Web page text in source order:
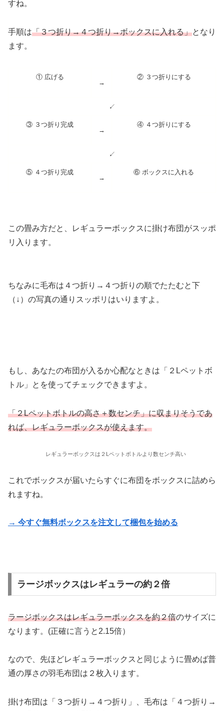
すね。
手順は「３つ折り→４つ折り→ボックスに入れる」となり
ます。
① 広げる
→
② ３つ折りにする
↙︎
③ ３つ折り完成
→
④ ４つ折りにする
↙︎
⑤ ４つ折り完成
→
⑥ ボックスに入れる
この畳み方だと、レギュラーボックスに掛け布団がスッポ
リ入ります。
ちなみに毛布は４つ折り→４つ折りの順でたたむと下
（↓）の写真の通りスッポリはいりますよ。
もし、あなたの布団が入るか心配なときは「２Lペットボ
トル」とを使ってチェックできますよ。
「２Lペットボトルの高さ＋数センチ」に収まりそうであ
れば、レギュラーボックスが使えます。
レギュラーボックスは２Lペットボトルより数センチ高い
これでボックスが届いたらすぐに布団をボックスに詰めら
れますね。
→ 今すぐ無料ボックスを注文して梱包を始める
ラージボックスはレギュラーの約２倍
ラージボックスはレギュラーボックスを約２倍のサイズに
なります。(正確に言うと2.15倍）
なので、先ほどレギュラーボックスと同じように畳めば普
通の厚さの羽毛布団は２枚入ります。
掛け布団は「３つ折り→４つ折り」、毛布は「４つ折り→